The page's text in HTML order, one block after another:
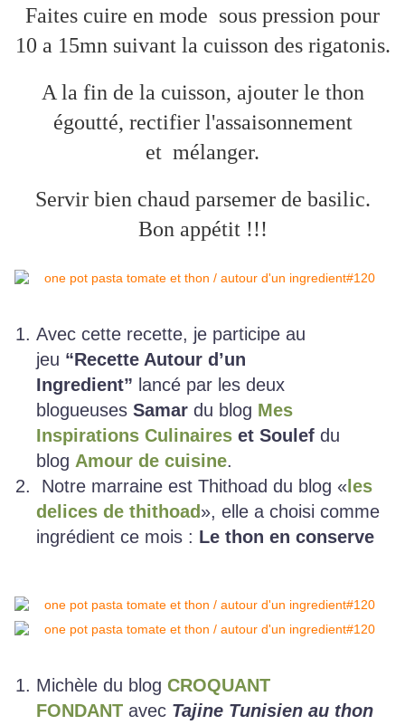
Faites cuire en mode sous pression pour
10 a 15mn suivant la cuisson des rigatonis.
A la fin de la cuisson, ajouter le thon
égoutté, rectifier l'assaisonnement
et mélanger.
Servir bien chaud parsemer de basilic.
Bon appétit !!!
Avec cette recette, je participe au
jeu “Recette Autour d’un
Ingredient” lancé par les deux
blogueuses Samar du blog Mes
Inspirations Culinaires et Soulef du
blog Amour de cuisine.
Notre marraine est Thithoad du blog « les
delices de thithoad », elle a choisi comme
ingrédient ce mois : Le thon en conserve
Michèle du blog CROQUANT
FONDANT avec Tajine Tunisien au thon